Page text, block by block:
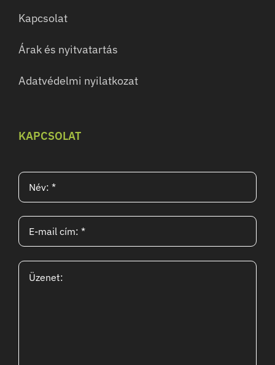
Kapcsolat
Árak és nyitvatartás
Adatvédelmi nyilatkozat
KAPCSOLAT